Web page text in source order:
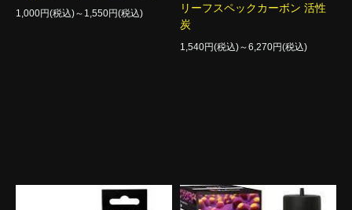
1,000円(税込)～1,550円(税込)
リーフスペックカーボン 活性
炭
1,540円(税込)～6,270円(税込)